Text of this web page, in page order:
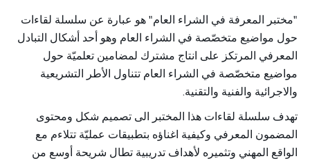
"مختبر المعرفة في الشراء العام" هو عبارة عن سلسلة لقاءات
حول مواضيع متخصّصة في الشراء العام وهو أحد أشكال التبادل
المعرفي المرتكز على انتاج مشترك لمضامين تعلميّة حول
مواضيع متخصّصة في الشراء العام تتناول الأطر التشريعية
والاجرائية والفنية والتقنية.
تهدف سلسلة لقاءات هذا المختبر الى تصميم شكل ومحتوى
المضمون المعرفي وكيفية اغناؤه بتطبيقات عمليّة تتلاءم مع
الواقع المهني وتثميره لأهداف تدريبية تطال شريحة أوسع من